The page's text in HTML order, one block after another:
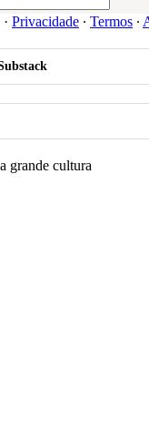
· Privacidade ∙ Termos ∙
grande cultura